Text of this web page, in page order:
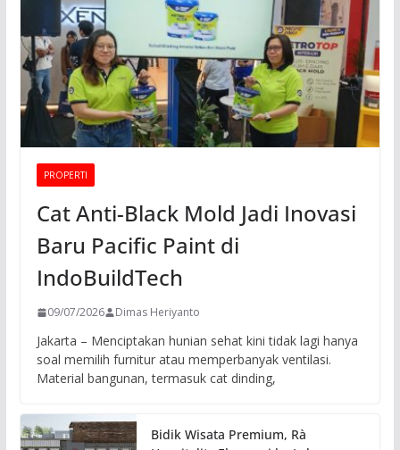
PROPERTI
Cat Anti-Black Mold Jadi Inovasi
Baru Pacific Paint di
IndoBuildTech
09/07/2026 Dimas Heriyanto
Jakarta – Menciptakan hunian sehat kini tidak lagi hanya
soal memilih furnitur atau memperbanyak ventilasi.
Material bangunan, termasuk cat dinding,
Bidik Wisata Premium, Rà